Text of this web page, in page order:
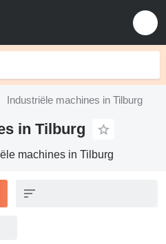
Industriële machines in Tilburg
in Tilburg
machines in Tilburg